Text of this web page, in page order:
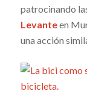
patrocinando
Levanteen
una acción